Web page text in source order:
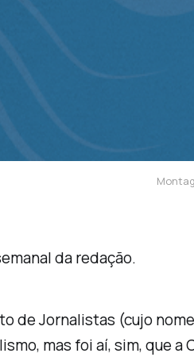
da redação.
de Jornalistas (cujo
mas foi aí, sim, que